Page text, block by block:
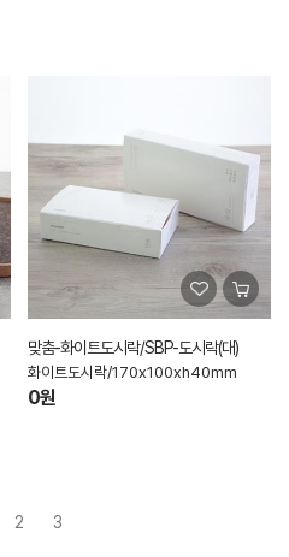
맞춤-화이트도시락/SBP-도시락(대)
화이트도시락/170x100xh40mm
0원
2 3